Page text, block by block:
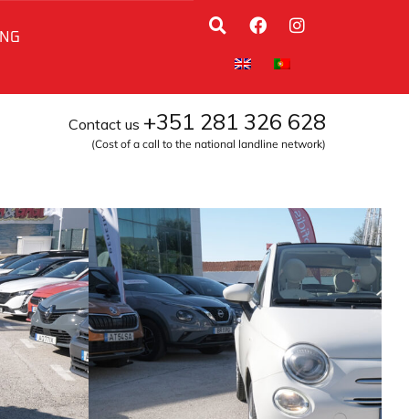
Contact us +351 281 326 628
(Cost of a call to the national landline network)